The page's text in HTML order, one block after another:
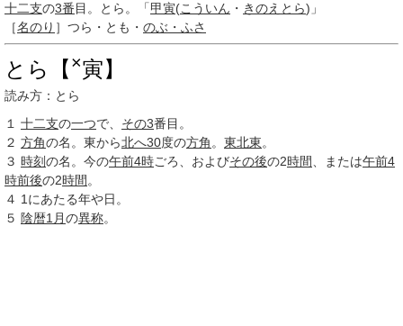
十二支の3番目。とら。「甲寅(こういん ・ きのえとら)」
［名のり ］つら・とも・ のぶ・ふさ
とら【 ×寅】
読み方：とら
１
十二支の一つで、 その3番目。
２ 方角の名。東から北へ30度の方角 。 東北東。
３ 時刻の名。今の午前4時ごろ、およびその後の2時間 、または午前4
時前後の2時間 。
４ 1 にあたる年や日。
５ 陰暦1月の異称。